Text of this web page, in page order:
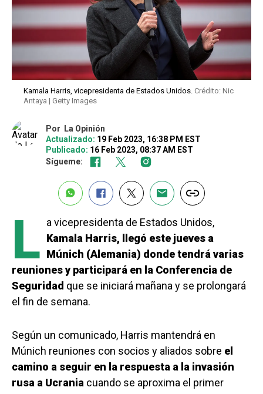
Kamala Harris, vicepresidenta de Estados Unidos. Crédito: Nic
Antaya | Getty Images
Por La Opinión
Actualizado: 19 Feb 2023, 16:38 PM EST
Publicado: 16 Feb 2023, 08:37 AM EST
Sígueme:
L a vicepresidenta de Estados Unidos,
Kamala Harris, llegó este jueves a
Múnich (Alemania) donde tendrá varias
reuniones y participará en la Conferencia de
Seguridad que se iniciará mañana y se prolongará
el fin de semana.
Según un comunicado, Harris mantendrá en
Múnich reuniones con socios y aliados sobre el
camino a seguir en la respuesta a la invasión
rusa a Ucrania cuando se aproxima el primer